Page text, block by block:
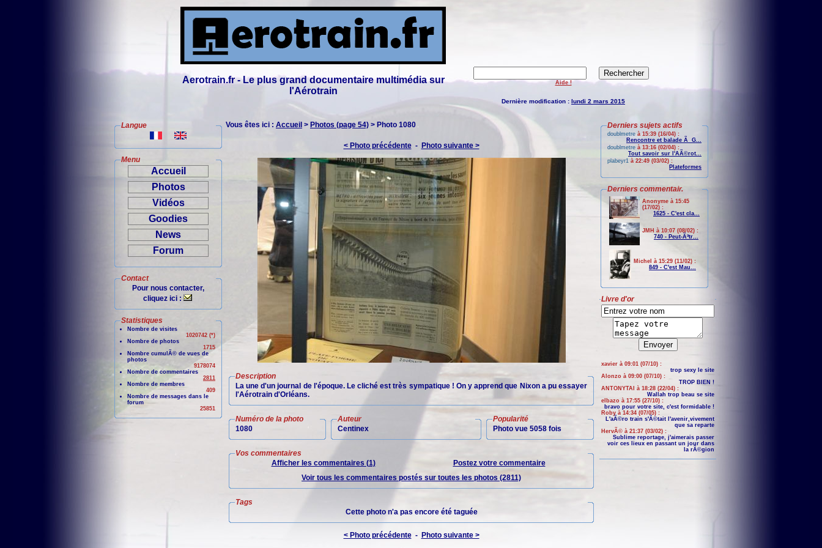
Aerotrain.fr - Le plus grand documentaire multimédia sur
l'Aérotrain
Aide !
Dernière modification : lundi 2 mars 2015
Langue
Menu
Accueil
Photos
Vidéos
Goodies
News
Forum
Contact
Pour nous contacter,
cliquez ici :
Statistiques
Nombre de visites
1020742 (*)
Nombre de photos
1715
Nombre cumulÃ© de vues de
photos
9178074
Nombre de commentaires
2811
Nombre de membres
409
Nombre de messages dans le
forum
25851
Vous êtes ici : Accueil > Photos (page 54) > Photo 1080
< Photo précédente- Photo suivante >
Description
La une d'un journal de l'époque. Le cliché est très sympatique ! On y apprend que Nixon a pu essayer
l'Aérotrain d'Orléans.
Numéro de la photo
1080
Auteur
Centinex
Popularité
Photo vue 5058 fois
Vos commentaires
Afficher les commentaires (1)
Postez votre commentaire
Voir tous les commentaires postés sur toutes les photos (2811)
Tags
Cette photo n'a pas encore été taguée
< Photo précédente- Photo suivante >
Derniers sujets actifs
doublmetre à 15:39 (16/04) :
Rencontre et balade Ã G...
doublmetre à 13:16 (02/04) :
Tout savoir sur l'AÃ©rot...
plabeyr1 à 22:49 (03/02) :
Plateformes
Derniers commentair.
Anonyme à 15:45
(17/02) :
1625 - C'est cla...
JMH à 10:07 (08/02) :
740 - Peut-Ãªtr...
Michel à 15:29 (11/02) :
849 - C'est Mau...
Livre d'or
xavier à 09:01 (07/10) :
trop sexy le site
Alonzo à 09:00 (07/10) :
TROP BIEN !
ANTONYTAI à 18:28 (22/04) :
Wallah trop beau se site
elbazo à 17:55 (27/10) :
bravo pour votre site, c'est formidable !
Roby à 14:34 (07/05) :
L'aÃ©ro train s'Ã©tait l'avenir,vivement
que sa reparte
HervÃ© à 21:37 (03/02) :
Sublime reportage, j'aimerais passer
voir ces lieux en passant un jour dans
la rÃ©gion